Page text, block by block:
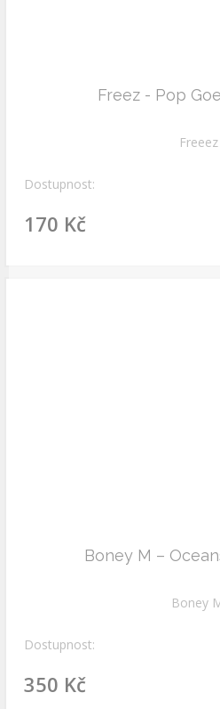
Freez - Pop
Freeez
Dostupnost:
170 Kč
Boney M –
Boney
Dostupnost:
350 Kč